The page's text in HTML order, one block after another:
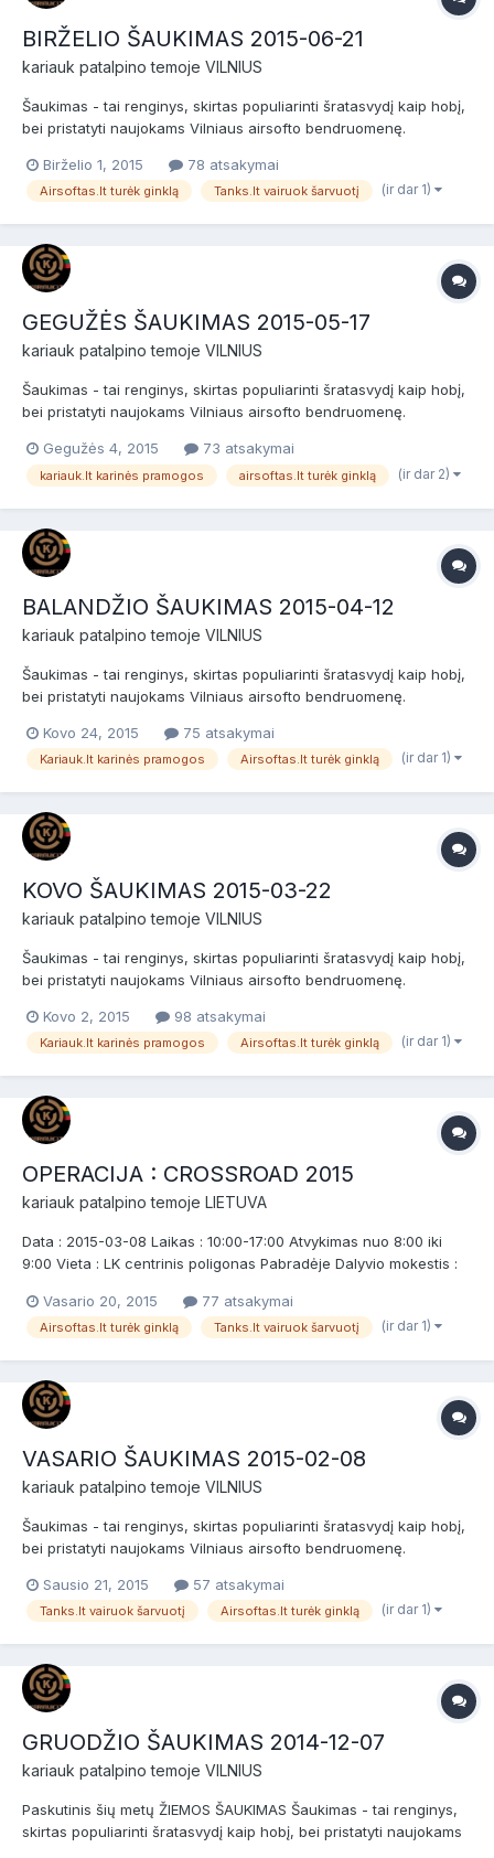
BIRŽELIO ŠAUKIMAS 2015-06-21
kariauk patalpino temoje VILNIUS
Šaukimas - tai renginys, skirtas populiarinti šratasvydį kaip hobį,
bei pristatyti naujokams Vilniaus airsofto bendruomenę.
žaidėjams bei airsofto komandoms. Prieš žaidimą bus NEMOKAMI
dviejų valandų baziniai kariniai mokymai, po jų žaidimas....
Birželio 1, 2015 78 atsakymai
Airsoftas.lt turėk ginklą Tanks.lt vairuok šarvuotį (ir dar 1)
GEGUŽĖS ŠAUKIMAS 2015-05-17
kariauk patalpino temoje VILNIUS
Šaukimas - tai renginys, skirtas populiarinti šratasvydį kaip hobį,
bei pristatyti naujokams Vilniaus airsofto bendruomenę.
žaidėjams bei airsofto komandoms. Prieš žaidimą bus NEMOKAMI
dviejų valandų baziniai kariniai mokymai, po jų žaidimas....
Gegužės 4, 2015 73 atsakymai
kariauk.lt karinės pramogos airsoftas.lt turėk ginklą (ir dar 2)
BALANDŽIO ŠAUKIMAS 2015-04-12
kariauk patalpino temoje VILNIUS
Šaukimas - tai renginys, skirtas populiarinti šratasvydį kaip hobį,
bei pristatyti naujokams Vilniaus airsofto bendruomenę.
žaidėjams bei airsofto komandoms. Prieš žaidimą bus NEMOKAMI
dviejų valandų baziniai kariniai mokymai, po jų žaidimas....
Kovo 24, 2015 75 atsakymai
Kariauk.lt karinės pramogos Airsoftas.lt turėk ginklą (ir dar 1)
KOVO ŠAUKIMAS 2015-03-22
kariauk patalpino temoje VILNIUS
Šaukimas - tai renginys, skirtas populiarinti šratasvydį kaip hobį,
bei pristatyti naujokams Vilniaus airsofto bendruomenę.
žaidėjams bei airsofto komandoms. Prieš žaidimą bus NEMOKAMI
dviejų valandų baziniai kariniai mokymai, po jų žaidimas....
Kovo 2, 2015 98 atsakymai
Kariauk.lt karinės pramogos Airsoftas.lt turėk ginklą (ir dar 1)
OPERACIJA : CROSSROAD 2015
kariauk patalpino temoje LIETUVA
Data : 2015-03-08 Laikas : 10:00-17:00 Atvykimas nuo 8:00 iki
9:00 Vieta : LK centrinis poligonas Pabradėje Dalyvio mokestis :
NEMOKAMUOSE ŠAUKIMŲ MOKYMUOSE ( registruojantis,
prašome nurodyti kurių mėnesių mokymuose dalyvavote )....
Vasario 20, 2015 77 atsakymai
Airsoftas.lt turėk ginklą Tanks.lt vairuok šarvuotį (ir dar 1)
VASARIO ŠAUKIMAS 2015-02-08
kariauk patalpino temoje VILNIUS
Šaukimas - tai renginys, skirtas populiarinti šratasvydį kaip hobį,
bei pristatyti naujokams Vilniaus airsofto bendruomenę.
žaidėjams bei airsofto komandoms. Prieš žaidimą bus NEMOKAMI
dviejų valandų baziniai kariniai mokymai, po jų žaidimas....
Sausio 21, 2015 57 atsakymai
Tanks.lt vairuok šarvuotį Airsoftas.lt turėk ginklą (ir dar 1)
GRUODŽIO ŠAUKIMAS 2014-12-07
kariauk patalpino temoje VILNIUS
Paskutinis šių metų ŽIEMOS ŠAUKIMAS Šaukimas - tai renginys,
skirtas populiarinti šratasvydį kaip hobį, bei pristatyti naujokams